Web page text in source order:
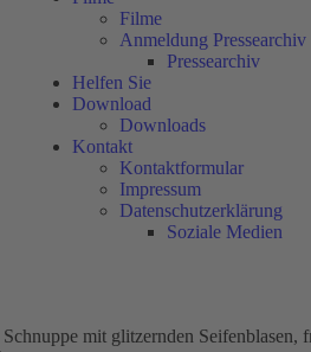
Filme
Anmeldung Pressearchiv
Pressearchiv
Helfen Sie
Download
Downloads
Kontakt
Kontaktformular
Impressum
Datenschutzerklärung
Soziale Medien